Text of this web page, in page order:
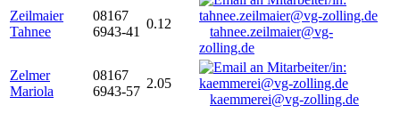
Zeilmaier
Tahnee
08167
6943-41
0.12
tahnee.zeilmaier@vg-
zolling.de
Zelmer
Mariola
08167
6943-57
2.05
kaemmerei@vg-zolling.de